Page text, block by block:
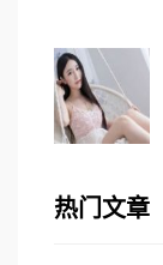
热门文章